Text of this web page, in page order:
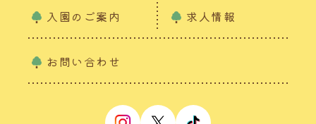
入園のご案内 求人情報
お問い合わせ